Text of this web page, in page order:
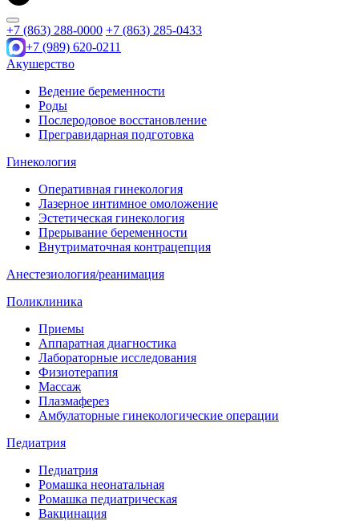
+7 (863) 288-0000 +7 (863) 285-0433
+7 (989) 620-0211
Акушерство
Ведение беременности
Роды
Послеродовое восстановление
Прегравидарная подготовка
Гинекология
Оперативная гинекология
Лазерное интимное омоложение
Эстетическая гинекология
Прерывание беременности
Внутриматочная контрацепция
Анестезиология/реанимация
Поликлиника
Приемы
Аппаратная диагностика
Лабораторные исследования
Физиотерапия
Массаж
Плазмаферез
Амбулаторные гинекологические операции
Педиатрия
Педиатрия
Ромашка неонатальная
Ромашка педиатрическая
Вакцинация